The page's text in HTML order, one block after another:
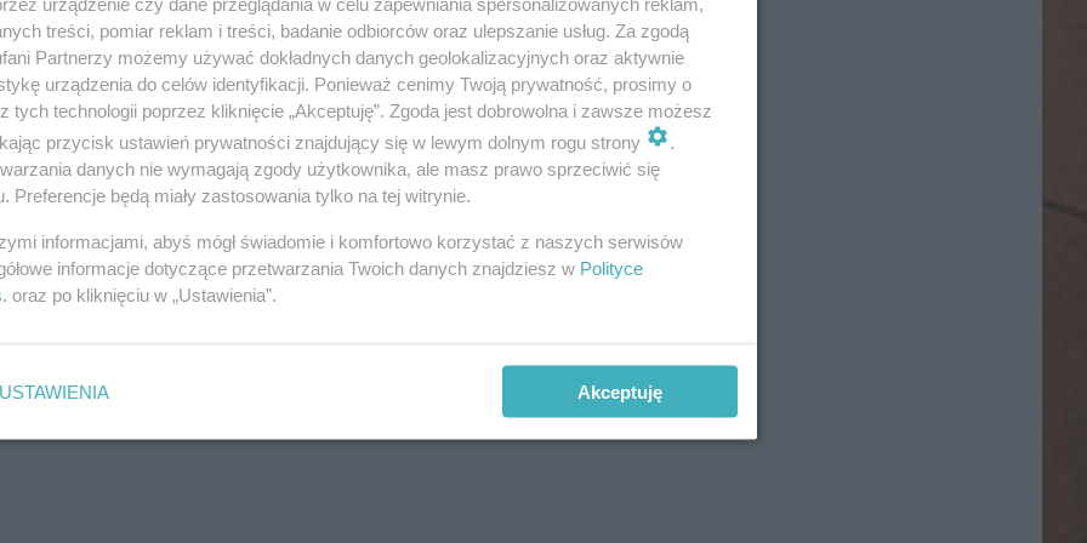
meczu zaprezentować się z jak
Krystian Sanocki na oficjalnej stronie
od starcia z Resovią na własnym stadionie. Fani
Łódź, Arką Gdynia, ŁKS-em Łódź, czy Zagłębiem
JESIEŃ 2021
treści, pomiar reklam i treści, badanie odbiorców oraz ulepszanie usług. Za zgodą
Partnerzy możemy używać dokładnych danych geolokalizacyjnych oraz aktywnie
urządzenia do celów identyfikacji. Ponieważ cenimy Twoją prywatność, prosimy o
tych technologii poprzez kliknięcie „Akceptuję”. Zgoda jest dobrowolna i zawsze możesz
przycisk ustawień prywatności znajdujący się w lewym dolnym rogu strony
.
danych nie wymagają zgody użytkownika, ale masz prawo sprzeciwić się
Preferencje będą miały zastosowania tylko na tej witrynie.
informacjami, abyś mógł świadomie i komfortowo korzystać z naszych serwisów
informacje dotyczące przetwarzania Twoich danych znajdziesz w Polityce
. oraz po kliknięciu w „Ustawienia”.
USTAWIENIA Akceptuję